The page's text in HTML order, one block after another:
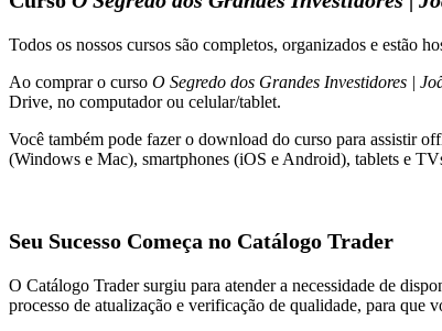
Todos os nossos cursos são completos, organizados e estão
Ao comprar o curso O Segredo dos Grandes Investidores |
Drive, no computador ou celular/tablet.
Você também pode fazer o download do curso para assistir
(Windows e Mac), smartphones (iOS e Android), tablets e
Seu Sucesso Começa no Catálogo Trader
O Catálogo Trader surgiu para atender a necessidade de
processo de atualização e verificação de qualidade, para que